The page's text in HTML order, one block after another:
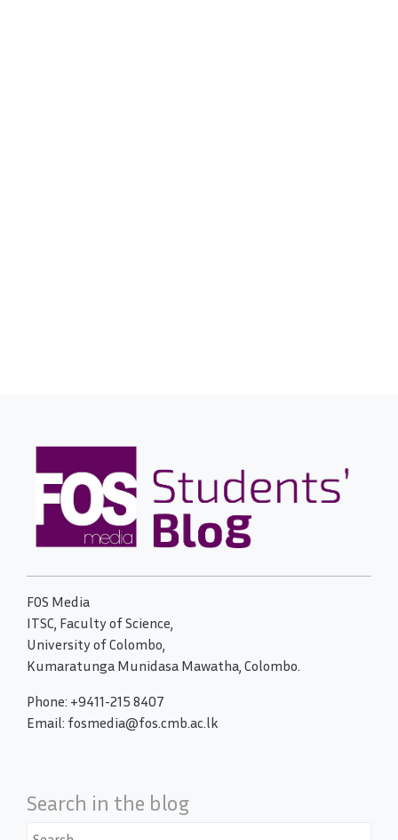
FOS Media
ITSC, Faculty of Science,
University of Colombo,
Kumaratunga Munidasa Mawatha, Colombo.
Phone: +9411-215 8407
Email: fosmedia@fos.cmb.ac.lk
Search in the blog
Search